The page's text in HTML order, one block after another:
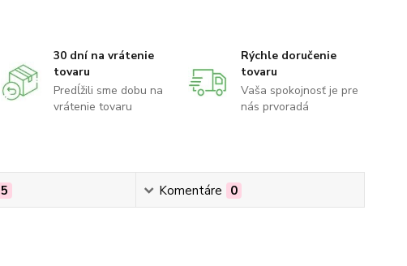
30 dní na vrátenie
tovaru
Predĺžili sme dobu na
vrátenie tovaru
Rýchle doručenie
tovaru
Vaša spokojnosť je pre
nás prvoradá
5 Komentáre 0